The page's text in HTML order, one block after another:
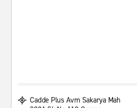
Cadde Plus Avm Sakarya Mah